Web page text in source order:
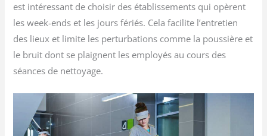
est intéressant de choisir des établissements qui opèrent
les week-ends et les jours fériés. Cela facilite l’entretien
des lieux et limite les perturbations comme la poussière et
le bruit dont se plaignent les employés au cours des
séances de nettoyage.